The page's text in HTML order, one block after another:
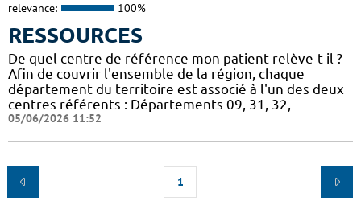
relevance: 100%
RESSOURCES
De quel centre de référence mon patient relève-t-il ?
Afin de couvrir l'ensemble de la région, chaque
département du territoire est associé à l'un des deux
centres référents : Départements 09, 31, 32,
05/06/2026 11:52
1